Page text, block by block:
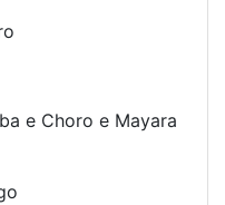
e Choro e Mayara